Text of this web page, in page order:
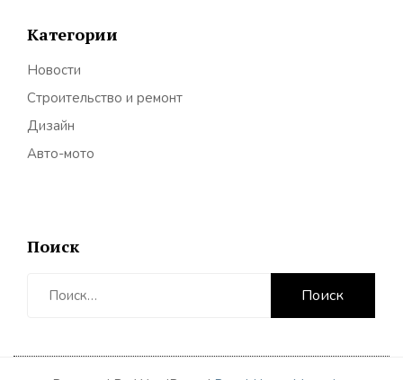
Категории
Новости
Строительство и ремонт
Дизайн
Авто-мото
Поиск